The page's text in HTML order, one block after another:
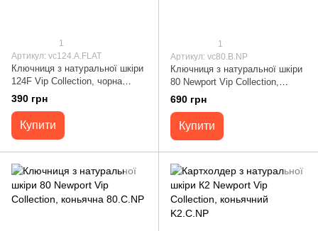
1
Артикул: vc124.A.FLAT
Ключниця з натуральної шкіри
124F Vip Collection, чорна
124.A.FLAT
390 грн
Купити
1
Артикул: vc80.B.NP
Ключниця з натуральної шкіри
80 Newport Vip Collection,
коричнева 80.B.NP
690 грн
Купити